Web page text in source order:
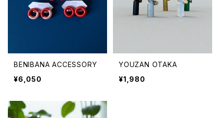
BENIBANA ACCESSORY
¥6,050
YOUZAN OTAKA
¥1,980